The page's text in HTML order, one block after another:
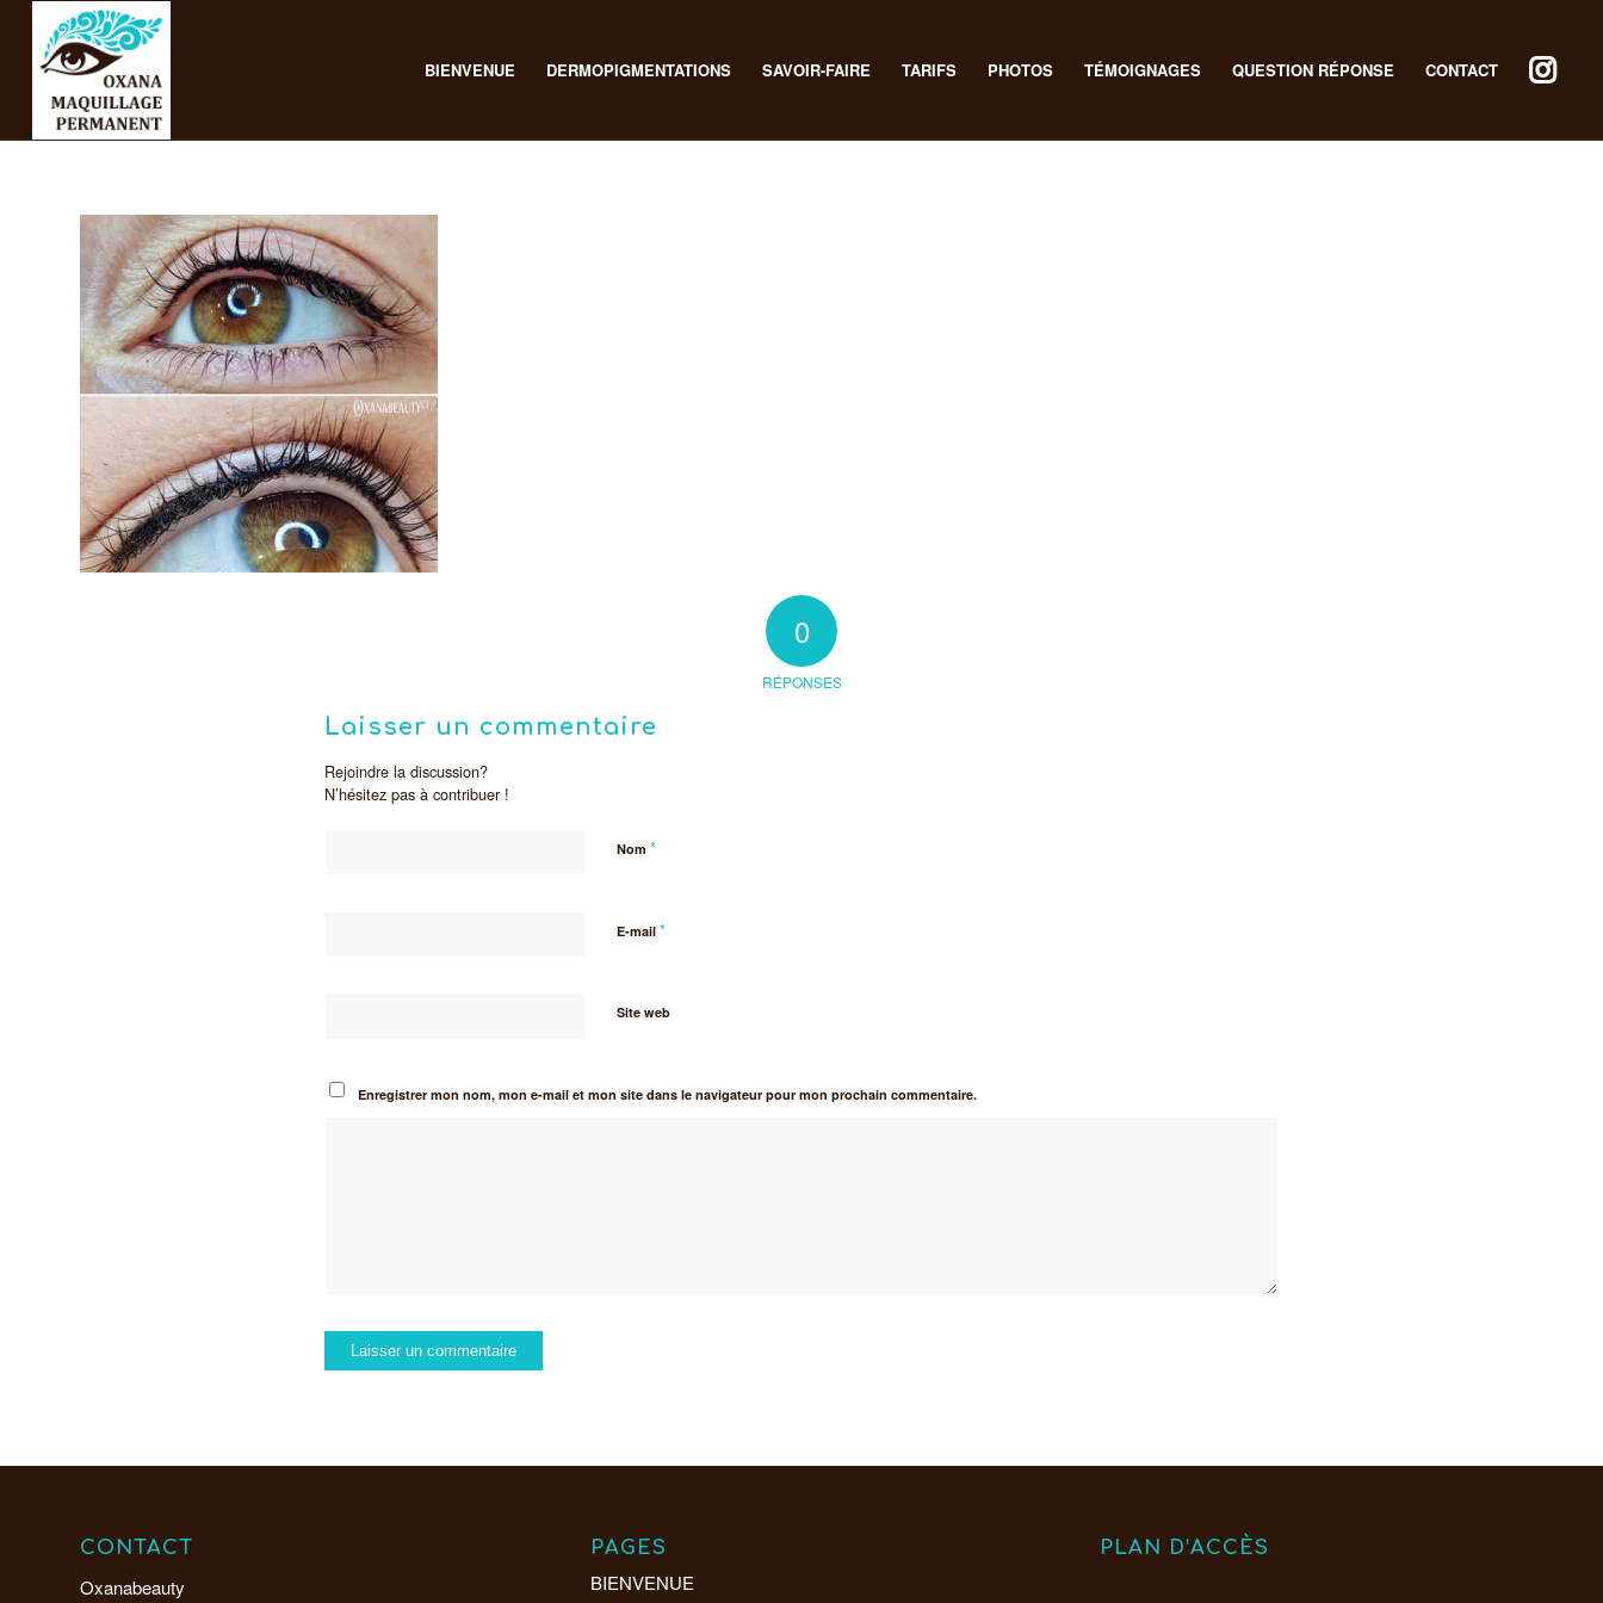
BIENVENUE DERMOPIGMENTATIONS SAVOIR-FAIRE TARIFS PHOTOS TÉMOIGNAGES QUESTION RÉPONSE CONTACT
0
RÉPONSES
Laisser un commentaire
Rejoindre la discussion?
N’hésitez pas à contribuer !
Nom *
E-mail *
Site web
Enregistrer mon nom, mon e-mail et mon site dans le navigateur pour mon prochain commentaire.
CONTACT
Oxanabeauty
PAGES
BIENVENUE
PLAN D’ACCÈS